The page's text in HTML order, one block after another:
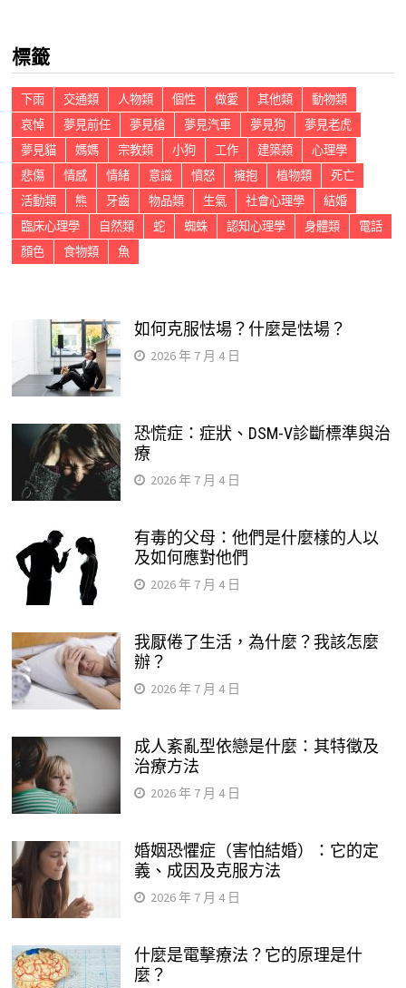
字:
標籤
下雨 交通類 人物類 個性 做愛 其他類
動物類
哀悼
夢見前任 夢見槍 夢見汽車 夢見狗
夢見老虎
夢見貓
媽媽 宗教類 小狗 工作 建築類
心理學
悲傷
情感 情緒 意識 憤怒 擁抱 植物類
死亡
活動類
熊 牙齒 物品類 生氣 社會心理學
結婚
臨床心理學
自然類 蛇 蜘蛛 認知心理學 身體類
電話
顏色
食物類 魚
如何克服怯場？什麼是怯場？
2026 年 7 月 4 日
恐慌症：症狀、DSM-V診斷標準與治
療
2026 年 7 月 4 日
有毒的父母：他們是什麼樣的人以
及如何應對他們
2026 年 7 月 4 日
我厭倦了生活，為什麼？我該怎麼
辦？
2026 年 7 月 4 日
成人紊亂型依戀是什麼：其特徵及
治療方法
2026 年 7 月 4 日
婚姻恐懼症（害怕結婚）：它的定
義、成因及克服方法
2026 年 7 月 4 日
什麼是電擊療法？它的原理是什
麼？